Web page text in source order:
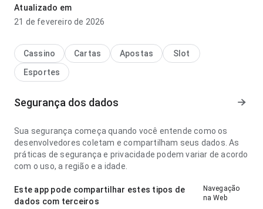
previsível. Isso passa mais confiança ao usuário.
Atualizado em
21 de fevereiro de 2026
Cassino Cartas Apostas
Slot
Esportes
Segurança dos dados
Sua segurança começa quando você entende como os
desenvolvedores coletam e compartilham seus dados. As
práticas de segurança e privacidade podem variar de acordo
com o uso, a região e a idade.
Este app pode compartilhar estes tipos de
dados com terceiros
Navegação
na Web